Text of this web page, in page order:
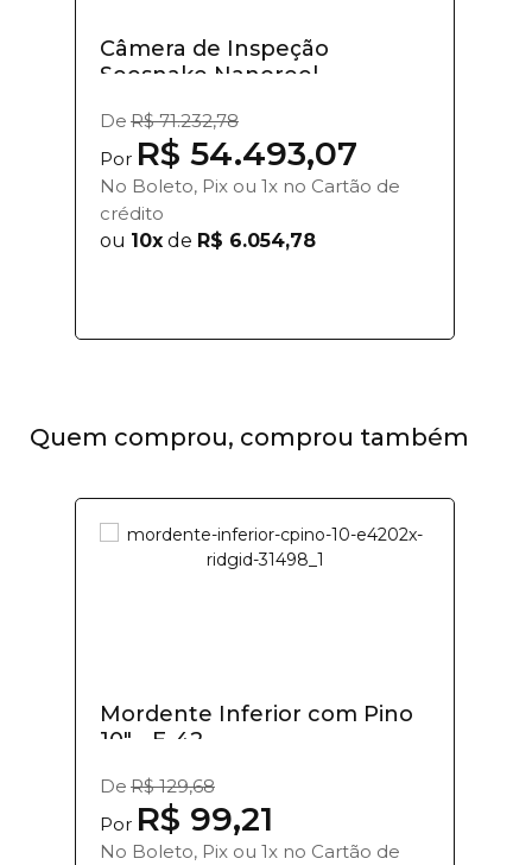
Câmera de Inspeção
Seesnake Nanoreel...
De R$ 71.232,78
Por R$ 54.493,07
No Boleto, Pix ou 1x no Cartão de
crédito
ou 10x de R$ 6.054,78
Quem comprou, comprou também
Mordente Inferior com Pino
10" - E-42...
De R$ 129,68
Por R$ 99,21
No Boleto, Pix ou 1x no Cartão de